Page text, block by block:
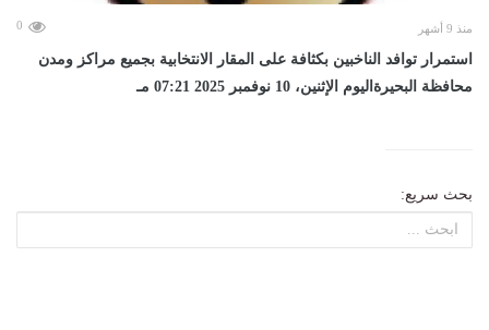
منذ 9 أشهر 0
استمرار توافد الناخبين بكثافة على المقار الانتخابية بجميع مراكز ومدن
محافظة البحيرةاليوم الإثنين، 10 نوفمبر 2025 07:21 مـ
بحث سريع: